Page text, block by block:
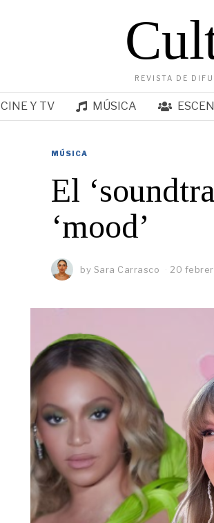
REVISTA DE
CINE Y TV MÚSICA
MÚSICA
El
‘mood’
by Sara Carrasco 20